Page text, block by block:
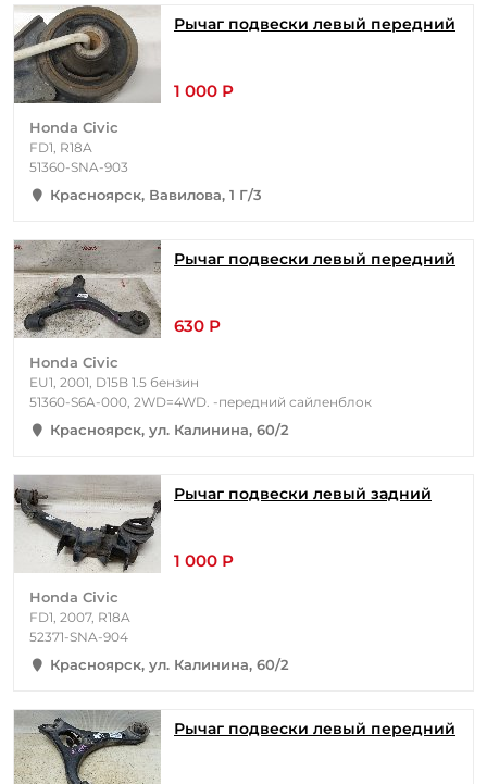
Рычаг подвески левый передний
1 000 Р
Honda Civic
FD1, R18A
51360-SNA-903
Красноярск, Вавилова, 1 Г/3
Рычаг подвески левый передний
630 Р
Honda Civic
EU1, 2001, D15B 1.5 бензин
51360-S6A-000, 2WD=4WD. -передний сайленблок
Красноярск, ул. Калинина, 60/2
Рычаг подвески левый задний
1 000 Р
Honda Civic
FD1, 2007, R18A
52371-SNA-904
Красноярск, ул. Калинина, 60/2
Рычаг подвески левый передний